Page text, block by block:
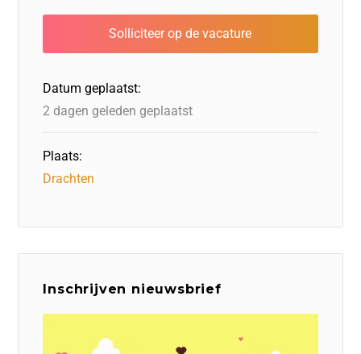
Datum geplaatst:
2 dagen geleden geplaatst
Plaats:
Drachten
Inschrijven nieuwsbrief